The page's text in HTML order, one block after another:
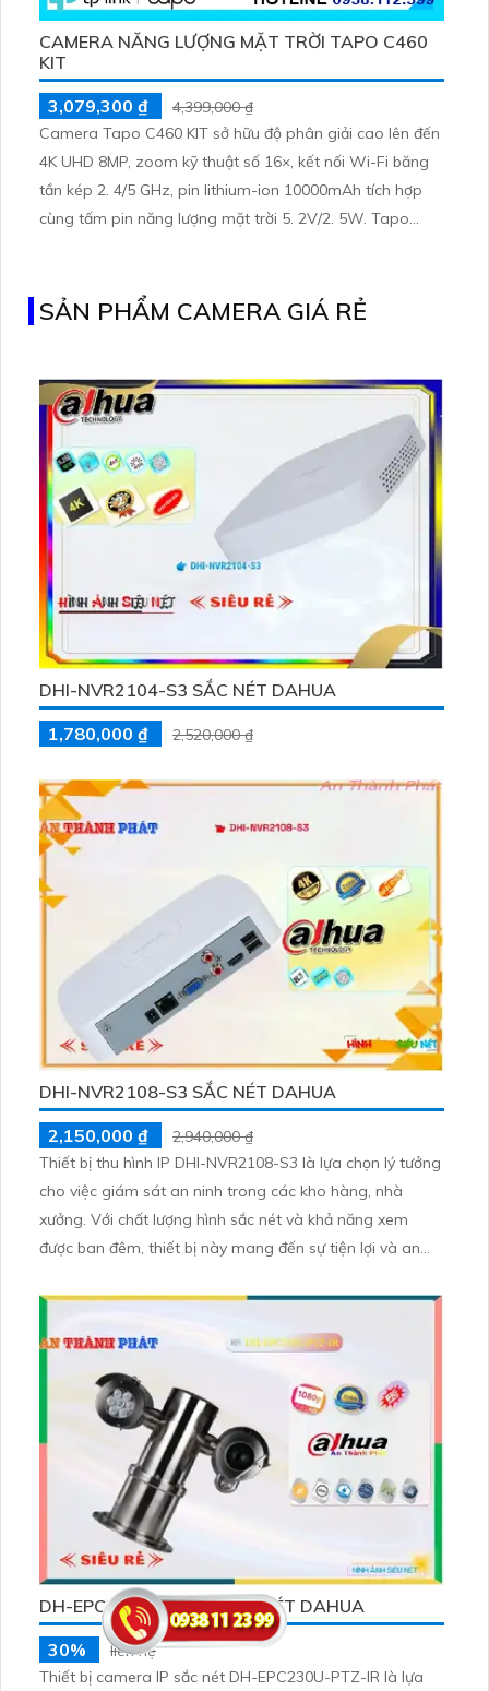
CAMERA NĂNG LƯỢNG MẶT TRỜI TAPO C460
KIT
3,079,300 ₫
4,399,000 ₫
Camera Tapo C460 KIT sở hữu độ phân giải cao lên đến
4K UHD 8MP, zoom kỹ thuật số 16×, kết nối Wi-Fi băng
tần kép 2. 4/5 GHz, pin lithium-ion 10000mAh tích hợp
cùng tấm pin năng lượng mặt trời 5. 2V/2. 5W. Tapo
SẢN PHẨM CAMERA GIÁ RẺ
DHI-NVR2104-S3 SẮC NÉT DAHUA
1,780,000 ₫
2,520,000 ₫
DHI-NVR2108-S3 SẮC NÉT DAHUA
2,150,000 ₫
2,940,000 ₫
Thiết bị thu hình IP DHI-NVR2108-S3 là lựa chọn lý tưởng
cho việc giám sát an ninh trong các kho hàng, nhà
xưởng. Với chất lượng hình sắc nét và khả năng xem
được ban đêm, thiết bị này mang đến sự tiện lợi và an
tiến, DHI-NVR2108-S3 đảm bảo không bị giảm chất
lượng hình ảnh
DH-EPC230U-PTZ-IR SẮC NÉT DAHUA
30%
liên hệ
Thiết bị camera IP sắc nét DH-EPC230U-PTZ-IR là lựa